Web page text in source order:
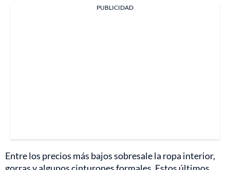
PUBLICIDAD
Entre los precios más bajos sobresale la ropa interior,